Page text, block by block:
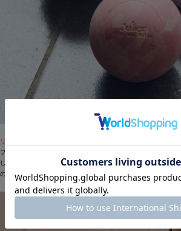
リリースボール ¥3,410
ブルー、パープル、ピンクの3色展開。マーブル模様が目を引く
した。インテリアにも自然になじむデザインで、リビングや寝室
のも魅力です。